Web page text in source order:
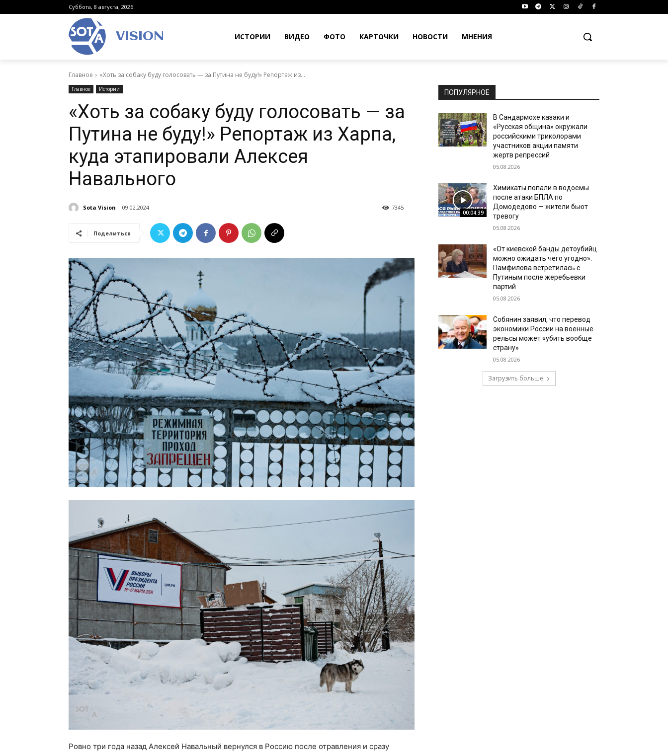
Суббота, 8 августа, 2026
VISION ИСТОРИИ ВИДЕО ФОТО КАРТОЧКИ НОВОСТИ МНЕНИЯ
Главное «Хоть за собаку буду голосовать — за Путина не буду!» Репортаж из...
Главное Истории
«Хоть за собаку буду голосовать — за
Путина не буду!» Репортаж из Харпа,
куда этапировали Алексея
Навального
Sota Vision 09.02.2024 7345
Поделиться
Ровно три года назад Алексей Навальный вернулся в Россию после отравления и сразу
ПОПУЛЯРНОЕ
В Сандармохе казаки и
«Русская община» окружали
российскими триколорами
участников акции памяти
жертв репрессий
05.08.2026
00:04:39
Химикаты попали в водоемы
после атаки БПЛА по
Домодедово — жители бьют
тревогу
05.08.2026
«От киевской банды детоубийц
можно ожидать чего угодно».
Памфилова встретилась с
Путиным после жеребьевки
партий
05.08.2026
Собянин заявил, что перевод
экономики России на военные
рельсы может «убить вообще
страну»
05.08.2026
Загрузить больше